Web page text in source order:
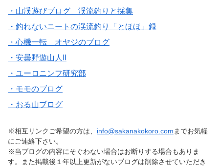
・山渓遊びブログ 渓流釣りと採集
・釣れないニートの渓流釣り「とほほ」録
・心機一転 オヤジのブログ
・安曇野遊山人II
・ユーロニンフ研究部
・モモのブログ
・おる山ブログ
※相互リンクご希望の方は、 info@sakanakokoro.com までお気軽
にご連絡下さい。
※当ブログの内容にそぐわない場合はお断りする場合もありま
す。また掲載後１年以上更新がないブログは削除させていただき